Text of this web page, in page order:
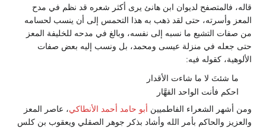
قاله، فالمتصفح لديوان ابن هانئ يرى أكثر شعره قد نظم في مدح
المعز وأسرته، حتى لقد ذهب به هذا التحمس إلى أن ينسب لحسامه
من صفات التشيع ما نسبه إلى نفسه، وبالغ في مدحه للخليفة المعز
حتى جعله في منزلة عيسى ومحمد، بل ونسب إليه بعض صفات
الألوهية، كقوله فيه:
ما شئتَ لا ما شاءت الأقدار
احكم فأنت الواحد القهَّار
ومن أشهر الشعراء الفاطميين أبو حامد أحمد الأنطاكي، عاصر المعز
والعزيز والحاكم بأمر الله وأشاد بذكر جوهر الصقلي ويعقوب بن كلس